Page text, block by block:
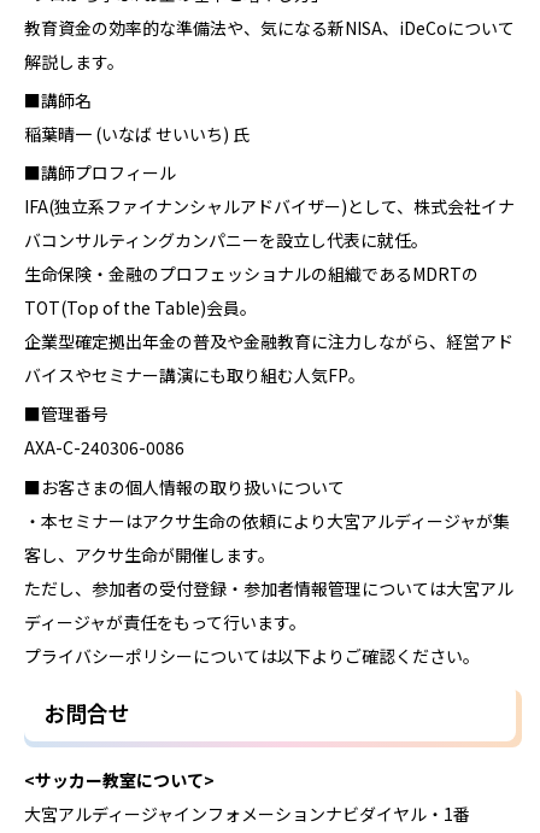
教育資金の効率的な準備法や、気になる新NISA、iDeCoについて
解説します。
■講師名
稲葉晴一 (いなば せいいち) 氏
■講師プロフィール
IFA(独立系ファイナンシャルアドバイザー)として、株式会社イナ
バコンサルティングカンパニーを設立し代表に就任。
生命保険・金融のプロフェッショナルの組織であるMDRTの
TOT(Top of the Table)会員。
企業型確定拠出年金の普及や金融教育に注力しながら、経営アド
バイスやセミナー講演にも取り組む人気FP。
■管理番号
AXA-C-240306-0086
■お客さまの個人情報の取り扱いについて
・本セミナーはアクサ生命の依頼により大宮アルディージャが集
客し、アクサ生命が開催します。
ただし、参加者の受付登録・参加者情報管理については大宮アル
ディージャが責任をもって行います。
プライバシーポリシーについては以下よりご確認ください。
お問合せ
<サッカー教室について>
大宮アルディージャインフォメーションナビダイヤル・1番